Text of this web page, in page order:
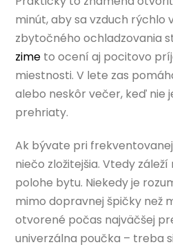
minút, aby sa vzduch rýchlo
zbytočného ochladzovania
zime to ocení aj pocitovo
miestnosti. V lete zas
alebo neskôr večer, keď nie
prehriaty.
Ak bývate pri
niečo zložitejšia. Vtedy
polohe bytu. Niekedy je
mimo dopravnej špičky než
otvorené počas najväčšej
univerzálna poučka – treba